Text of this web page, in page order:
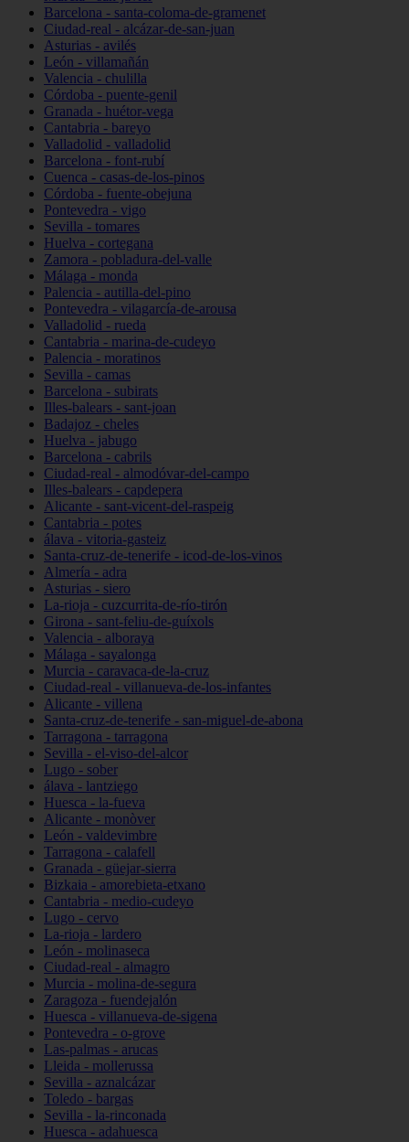
Barcelona - santa-coloma-de-gramenet
Ciudad-real - alcázar-de-san-juan
Asturias - avilés
León - villamañán
Valencia - chulilla
Córdoba - puente-genil
Granada - huétor-vega
Cantabria - bareyo
Valladolid - valladolid
Barcelona - font-rubí
Cuenca - casas-de-los-pinos
Córdoba - fuente-obejuna
Pontevedra - vigo
Sevilla - tomares
Huelva - cortegana
Zamora - pobladura-del-valle
Málaga - monda
Palencia - autilla-del-pino
Pontevedra - vilagarcía-de-arousa
Valladolid - rueda
Cantabria - marina-de-cudeyo
Palencia - moratinos
Sevilla - camas
Barcelona - subirats
Illes-balears - sant-joan
Badajoz - cheles
Huelva - jabugo
Barcelona - cabrils
Ciudad-real - almodóvar-del-campo
Illes-balears - capdepera
Alicante - sant-vicent-del-raspeig
Cantabria - potes
álava - vitoria-gasteiz
Santa-cruz-de-tenerife - icod-de-los-vinos
Almería - adra
Asturias - siero
La-rioja - cuzcurrita-de-río-tirón
Girona - sant-feliu-de-guíxols
Valencia - alboraya
Málaga - sayalonga
Murcia - caravaca-de-la-cruz
Ciudad-real - villanueva-de-los-infantes
Alicante - villena
Santa-cruz-de-tenerife - san-miguel-de-abona
Tarragona - tarragona
Sevilla - el-viso-del-alcor
Lugo - sober
álava - lantziego
Huesca - la-fueva
Alicante - monòver
León - valdevimbre
Tarragona - calafell
Granada - güejar-sierra
Bizkaia - amorebieta-etxano
Cantabria - medio-cudeyo
Lugo - cervo
La-rioja - lardero
León - molinaseca
Ciudad-real - almagro
Murcia - molina-de-segura
Zaragoza - fuendejalón
Huesca - villanueva-de-sigena
Pontevedra - o-grove
Las-palmas - arucas
Lleida - mollerussa
Sevilla - aznalcázar
Toledo - bargas
Sevilla - la-rinconada
Huesca - adahuesca